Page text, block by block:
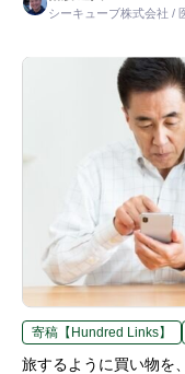
シーキューブ株式会社 /
寄稿【Hundred Links】
旅するように買い物を